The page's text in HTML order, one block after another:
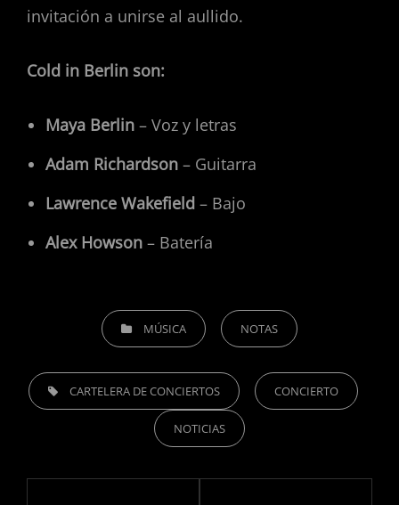
invitación a unirse al aullido.
Cold in Berlin son:
Maya Berlin – Voz y letras
Adam Richardson – Guitarra
Lawrence Wakefield – Bajo
Alex Howson – Batería
CATEGORIESMÚSICA NOTAS
TAGS, CARTELERA DE CONCIERTOS CONCIERTO
NOTICIAS